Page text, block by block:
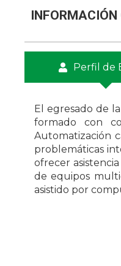
INFORMACIÓN
Perfil de
El egresado de
formado con
Automatización
problemáticas
ofrecer
de equipos
asistido por